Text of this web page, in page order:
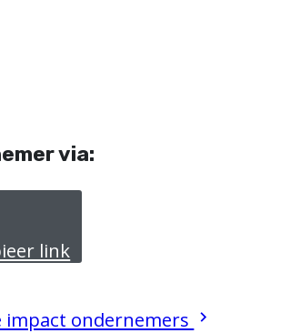
via:
link
impact ondernemers